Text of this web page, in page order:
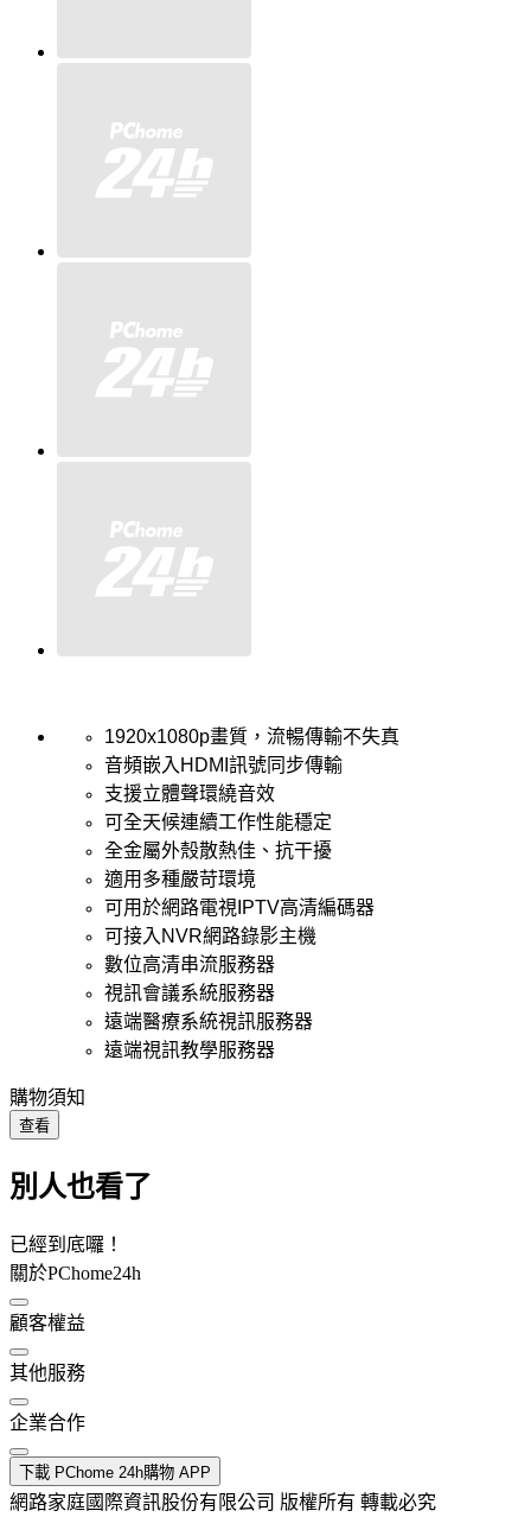
1920x1080p畫質，流暢傳輸不失真
音頻嵌入HDMI訊號同步傳輸
支援立體聲環繞音效
可全天候連續工作性能穩定
全金屬外殼散熱佳、抗干擾
適用多種嚴苛環境
可用於網路電視IPTV高清編碼器
可接入NVR網路錄影主機
數位高清串流服務器
視訊會議系統服務器
遠端醫療系統視訊服務器
遠端視訊教學服務器
購物須知
查看
別人也看了
已經到底囉！
關於PChome24h
顧客權益
其他服務
企業合作
下載 PChome 24h購物 APP
網路家庭國際資訊股份有限公司 版權所有 轉載必究